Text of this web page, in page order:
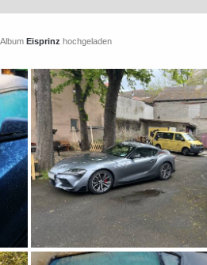
Eisprinz hochgeladen